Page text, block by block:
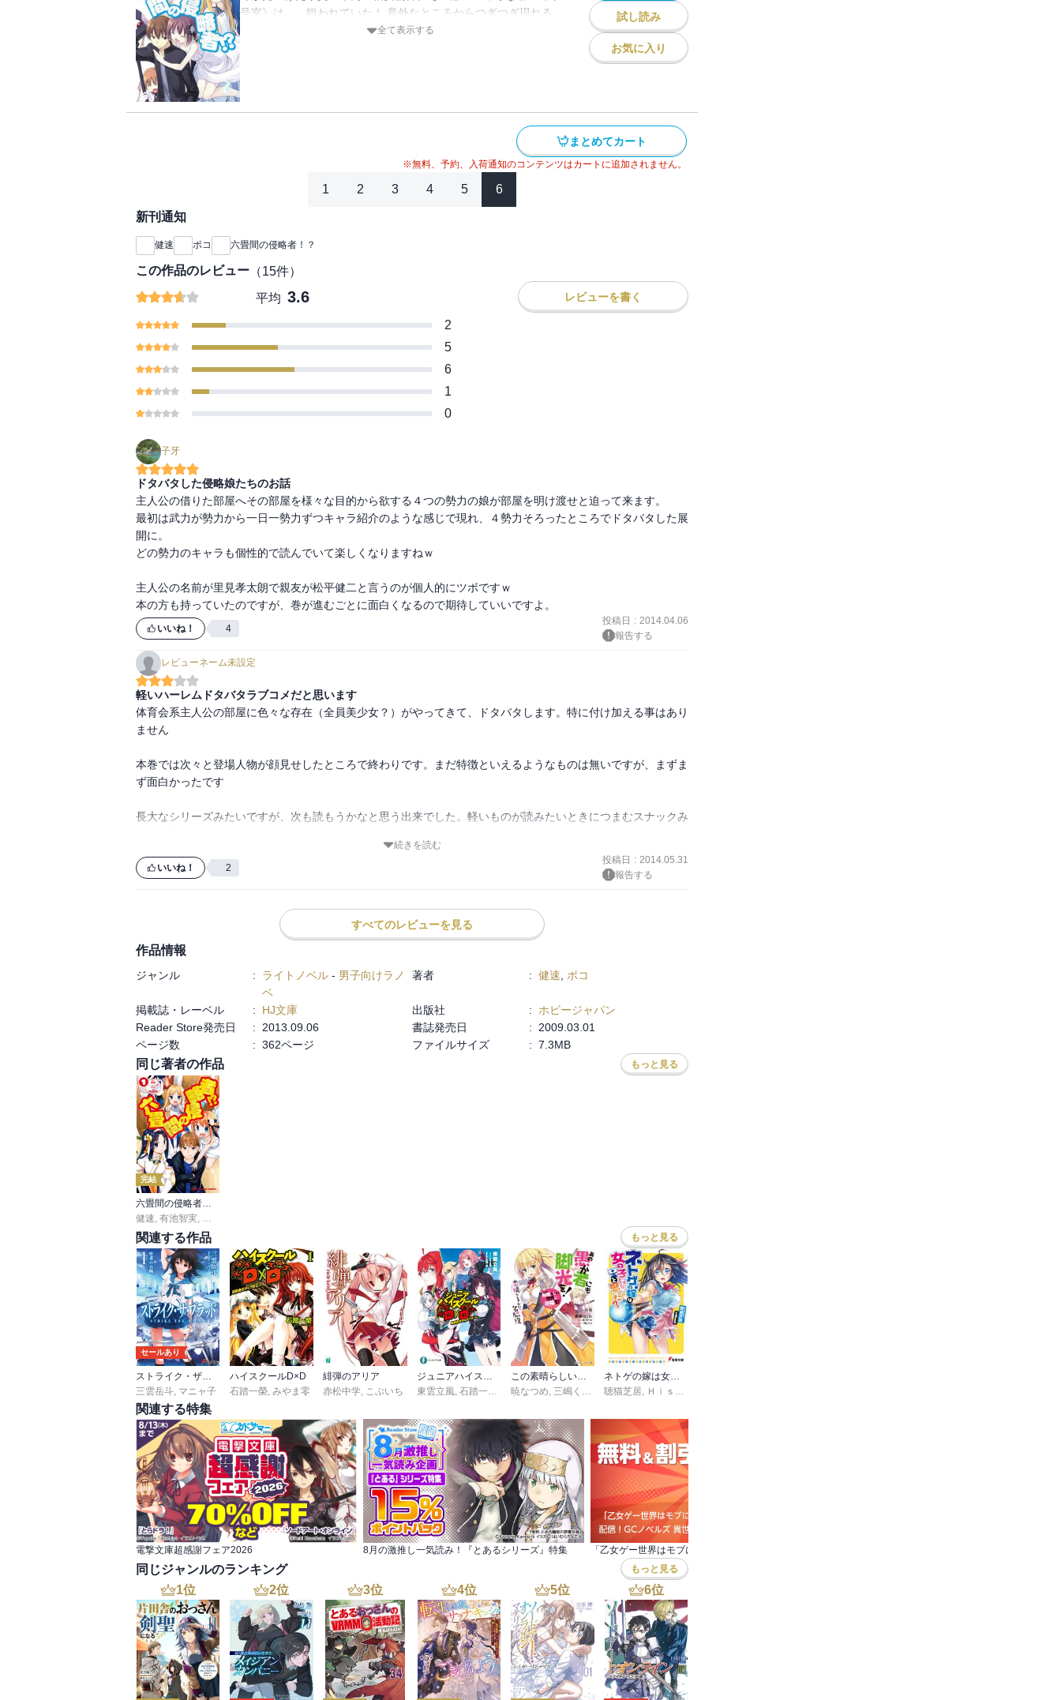
号室》は……狙われていた！ 意外なところからつぎつぎ現れる
可愛い侵略者たちと、孝太郎との壮絶な(？)闘いの火花が、たっ
全て表示する
試し読み
お気に入り
まとめてカート
※無料、予約、入荷通知のコンテンツはカートに追加されません。
1 2 3 4 5 6
新刊通知
健速 ポコ 六畳間の侵略者！？
この作品のレビュー （15件）
平均 3.6 レビューを書く
2
5
6
1
0
子牙
ドタバタした侵略娘たちのお話
主人公の借りた部屋へその部屋を様々な目的から欲する４つの勢力の娘が部屋を明け渡せと迫って来ます。
最初は武力が勢力から一日一勢力ずつキャラ紹介のような感じで現れ、４勢力そろったところでドタバタした展
開に。
どの勢力のキャラも個性的で読んでいて楽しくなりますねｗ
主人公の名前が里見孝太朗で親友が松平健二と言うのが個人的にツボですｗ
本の方も持っていたのですが、巻が進むごとに面白くなるので期待していいですよ。
いいね！ 4
投稿日 : 2014.04.06
報告する
レビューネーム未設定
軽いハーレムドタバタラブコメだと思います
体育会系主人公の部屋に色々な存在（全員美少女？）がやってきて、ドタバタします。特に付け加える事はあり
ません
本巻では次々と登場人物が顔見せしたところで終わりです。まだ特徴といえるようなものは無いですが、まずま
ず面白かったです
長大なシリーズみたいですが、次も読もうかなと思う出来でした。軽いものが読みたいときにつまむスナックみ
続きを読む
いいね！ 2
投稿日 : 2014.05.31
報告する
すべてのレビューを見る
作品情報
ジャンル : ライトノベル - 男子向けラノ
ベ
著者 : 健速 ポコ
掲載誌・レーベル : HJ文庫 出版社 :
ホビージャパン
Reader Store発売日
: 2013.09.06 書誌発売日 :
2009.03.01
ページ数
: 362ページ ファイルサイズ : 7.3MB
同じ著者の作品 もっと見る
完結
六畳間の侵略者！？
健速, 有池智実, ポコ
関連する作品 もっと見る
セールあり
ストライク・ザ・ブラッド
三雲岳斗, マニャ子
ハイスクールD×D
石踏一榮, みやま零
緋弾のアリア
赤松中学, こぶいち
ジュニアハイスクールD×D
東雲立風, 石踏一榮 みやま零
この素晴らしい世界に祝福を！エクストラ
暁なつめ, 三嶋くろね ,昼熊,憂姫はぐれ
ネトゲの嫁は女の子じゃないと思った?
聴猫芝居, Ｈｉｓａｓｉ
関連する特集
電撃文庫超感謝フェア2026 8月の激推し一気読み！『とあるシリーズ』特集
同じジャンルのランキング もっと見る
1位 2位 3位 4位 5位 6位